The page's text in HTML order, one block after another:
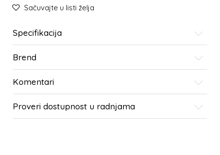
Sačuvajte u listi želja
Specifikacija
Brend
Komentari
Proveri dostupnost u radnjama